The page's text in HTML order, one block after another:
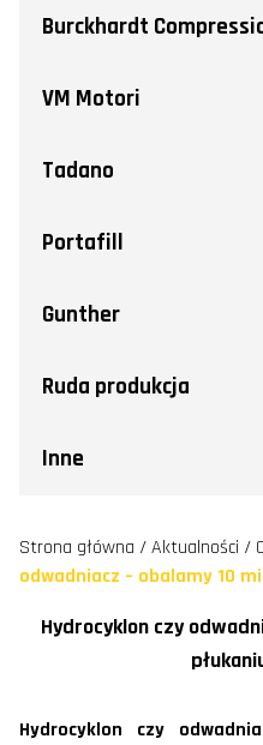
Burckhardt
VM Motori
Tadano
Portafill
Gunther
Ruda produkcja
Inne
Strona główna /Aktualności /
odwadniacz – obalamy 10
Hydrocyklon czy
Hydrocyklon czy